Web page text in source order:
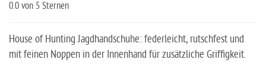
0.0 von 5 Sternen
House of Hunting Jagdhandschuhe: federleicht, rutschfest und
mit feinen Noppen in der Innenhand für zusätzliche Griffigkeit.